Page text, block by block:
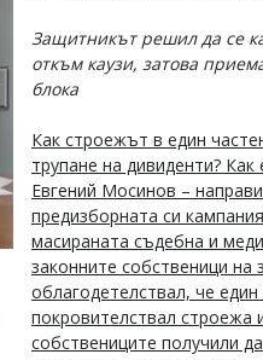
Защитникът решил да се
откъм каузи, затова
блока
Как строежът в един
трупане на дивиденти?
Евгений Мосинов –
предизборната си
масираната съдебна и
законните собственици на
облагодетелствал, че
покровителствал строежа
собствениците получили